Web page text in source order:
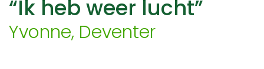
“Ik heb weer lucht”
Yvonne, Deventer